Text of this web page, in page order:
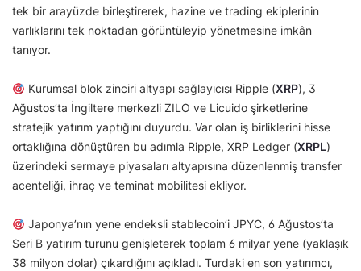
tek bir arayüzde birleştirerek, hazine ve trading ekiplerinin
varlıklarını tek noktadan görüntüleyip yönetmesine imkân
tanıyor.
Kurumsal blok zinciri altyapı sağlayıcısı Ripple (XRP), 3
Ağustos’ta İngiltere merkezli ZILO ve Licuido şirketlerine
stratejik yatırım yaptığını duyurdu. Var olan iş birliklerini hisse
ortaklığına dönüştüren bu adımla Ripple, XRP Ledger (XRPL)
üzerindeki sermaye piyasaları altyapısına düzenlenmiş transfer
acenteliği, ihraç ve teminat mobilitesi ekliyor.
Japonya’nın yene endeksli stablecoin’i JPYC, 6 Ağustos’ta
Seri B yatırım turunu genişleterek toplam 6 milyar yene (yaklaşık
38 milyon dolar) çıkardığını açıkladı. Turdaki en son yatırımcı,